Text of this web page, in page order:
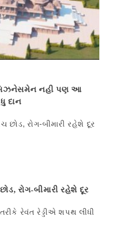
બિઝનેસમેન નહી પણ આ
દાન
રોગ-બીમારી રહેશે દૂર